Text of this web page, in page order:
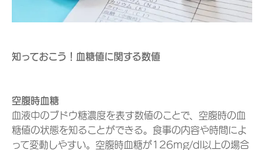
知っておこう！血糖値に関する数値
空腹時血糖
血液中のブドウ糖濃度を表す数値のことで、空腹時の血
糖値の状態を知ることができる。食事の内容や時間によ
って変動しやすい。空腹時血糖が126mg/dl以上の場合